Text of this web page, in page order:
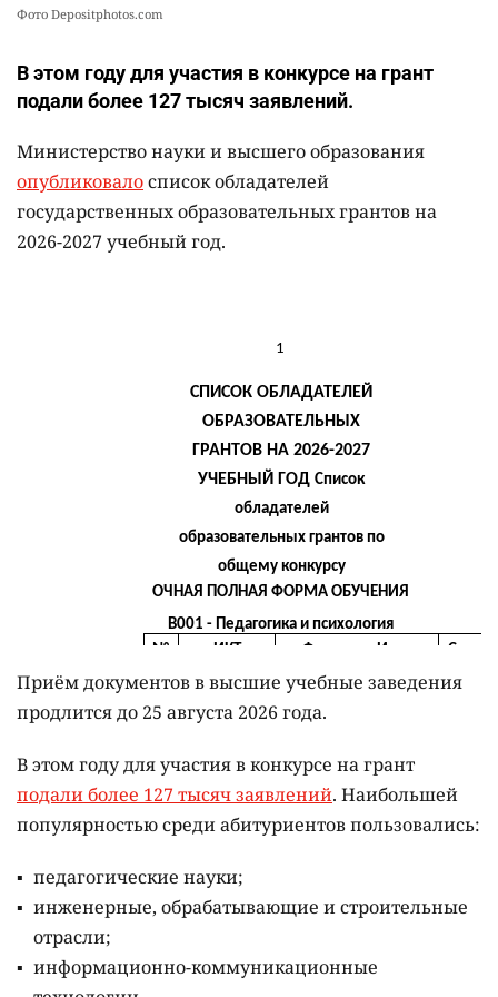
Фото Depositphotos.com
В этом году для участия в конкурсе на грант
подали более 127 тысяч заявлений.
Министерство науки и высшего образования
опубликовалосписок обладателей
государственных образовательных грантов на
2026-2027 учебный год.
Приём документов в высшие учебные заведения
продлится до 25 августа 2026 года.
В этом году для участия в конкурсе на грант
подали более 127 тысяч заявлений. Наибольшей
популярностью среди абитуриентов пользовались:
педагогические науки;
инженерные, обрабатывающие и строительные
отрасли;
информационно-коммуникационные